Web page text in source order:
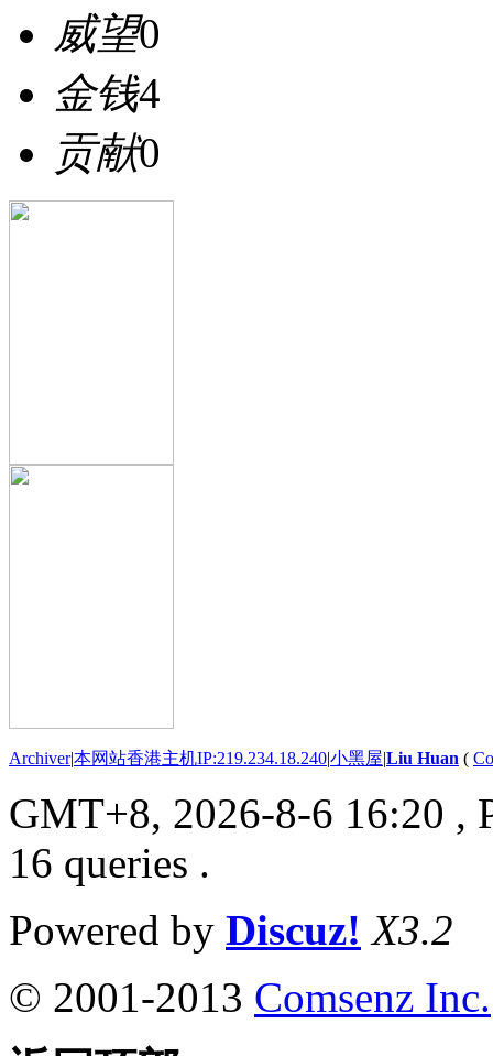
威望0
金钱4
贡献0
Archiver|本网站香港主机IP:219.234.18.240|小黑屋|Liu Huan (
GMT+8, 2026-8-6 16:20 ,
16 queries .
Powered by Discuz! X3.2
© 2001-2013 Comsenz Inc.